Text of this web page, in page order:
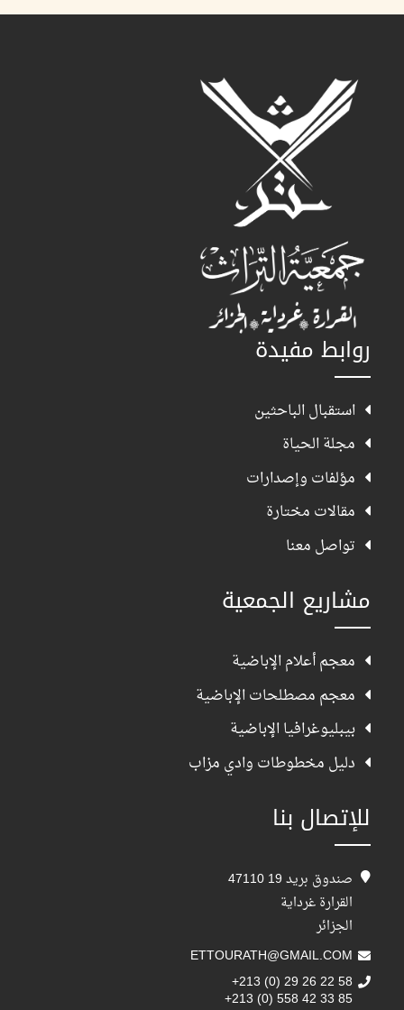
روابط مفيدة
استقبال الباحثين
مجلة الحياة
مؤلفات وإصدارات
مقالات مختارة
تواصل معنا
مشاريع الجمعية
معجم أعلام الإباضية
معجم مصطلحات الإباضية
بيبليوغرافيا الإباضية
دليل مخطوطات وادي مزاب
للإتصال بنا
صندوق بريد 19 47110
القرارة غرداية
الجزائر
ETTOURATH@GMAIL.COM
+213 (0) 29 26 22 58
+213 (0) 558 42 33 85